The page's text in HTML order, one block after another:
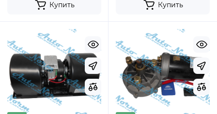
Купить Купить